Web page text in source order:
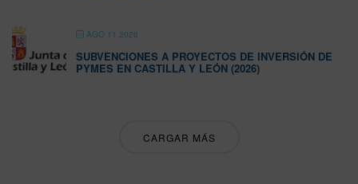
AGO 11 2026
SUBVENCIONES A PROYECTOS DE INVERSIÓN DE
PYMES EN CASTILLA Y LEÓN (2026)
CARGAR MÁS